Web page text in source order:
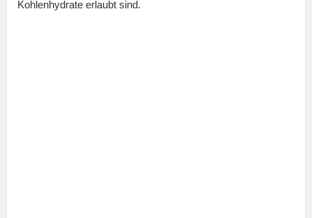
Kohlenhydrate erlaubt sind.